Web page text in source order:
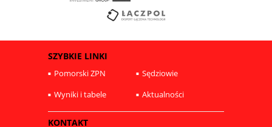
SZYBKIE LINKI
Pomorski ZPN
Sędziowie
Wyniki i tabele
Aktualności
KONTAKT